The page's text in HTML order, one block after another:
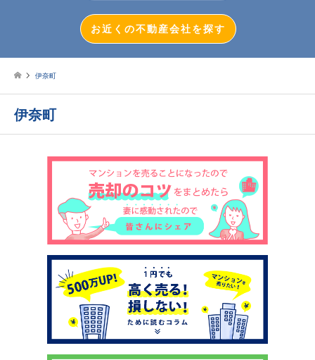
不動産投資
戸建売却
マンション売却
土地売却
イエジンくんの紹介
運営会社
運営会社
利用規約について
掲載受付窓口はこちら
お近くの不動産会社を探す
伊奈町
伊奈町